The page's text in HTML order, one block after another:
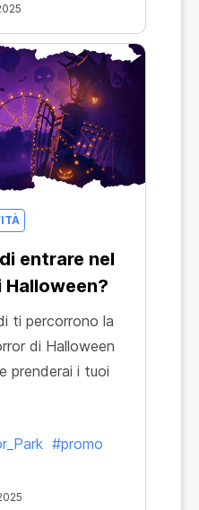
entrare nel
Halloween?
ti percorrono la
di Halloween
prenderai i tuoi
#promo